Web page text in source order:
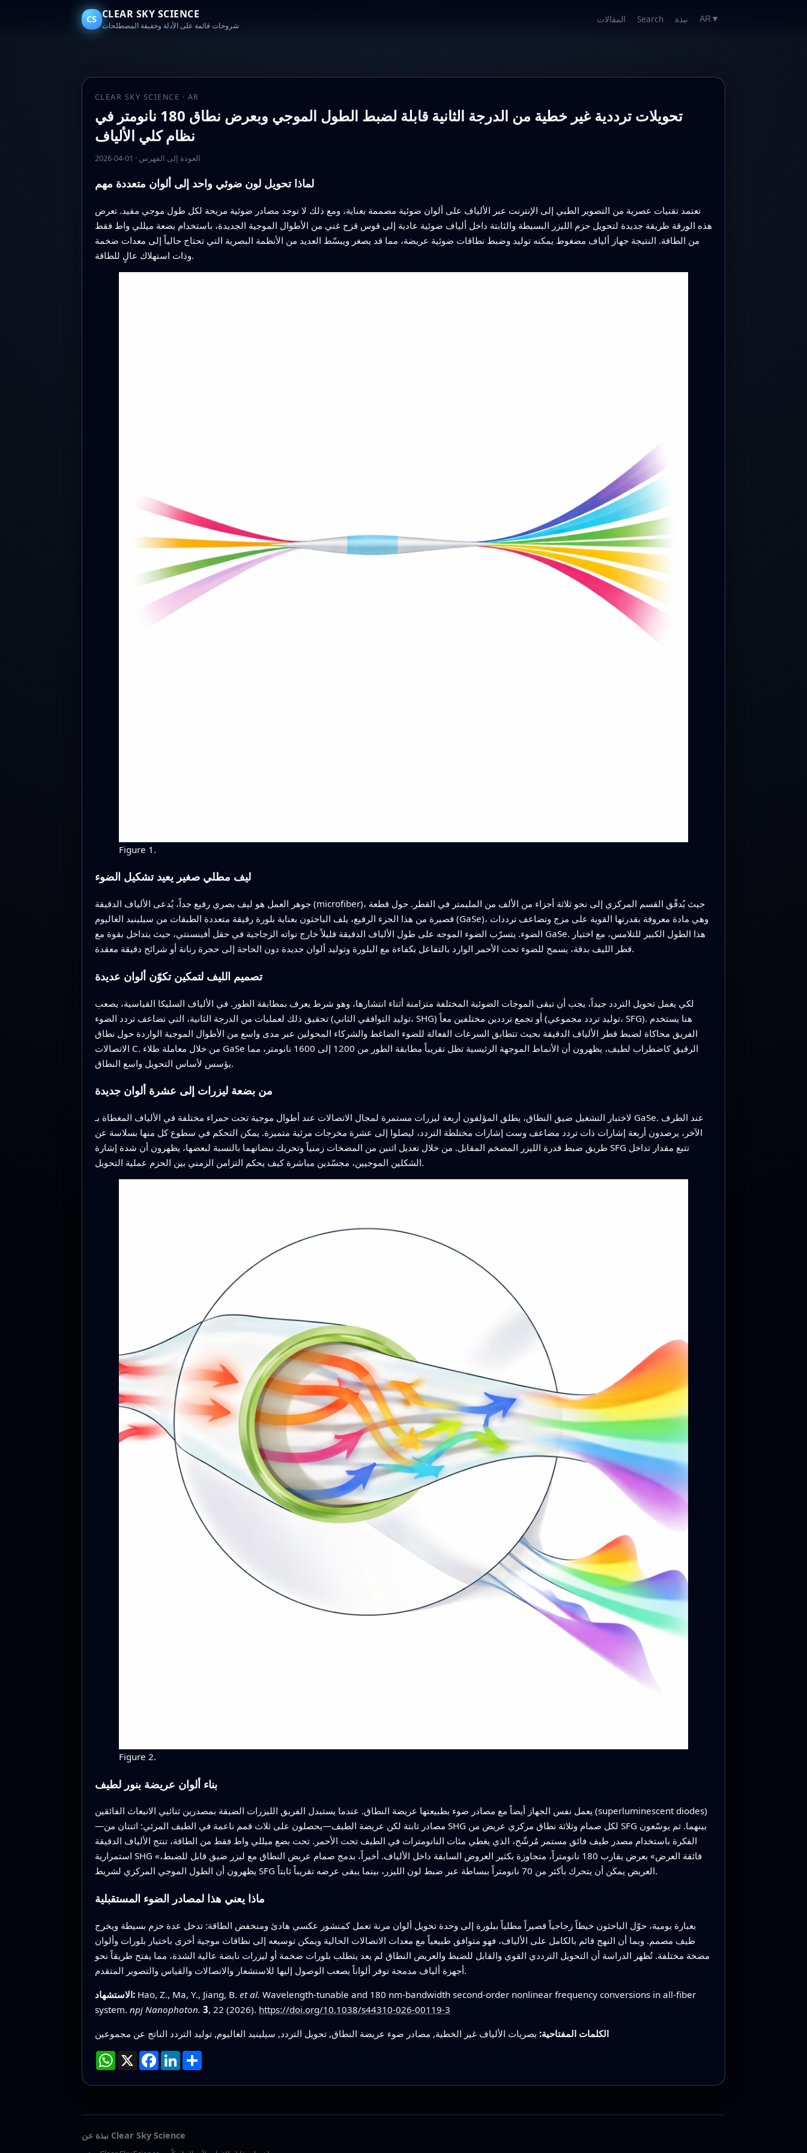
CS CLEAR SKY SCIENCE
شروحات قائمة على الأدلة وخفيفة المصطلحات
المقالات Search نبذة AR ▼
CLEAR SKY SCIENCE · AR
تحويلات ترددية غير خطية من الدرجة الثانية قابلة لضبط الطول الموجي وبعرض نطاق 180 نانومتر في
نظام كلي الألياف
2026-04-01 · العودة إلى الفهرس
لماذا تحويل لون ضوئي واحد إلى ألوان متعددة مهم
تعتمد تقنيات عصرية من التصوير الطبي إلى الإنترنت عبر الألياف على ألوان ضوئية مصممة بعناية، ومع ذلك لا توجد مصادر ضوئية مريحة لكل طول موجي مفيد. تعرض
هذه الورقة طريقة جديدة لتحويل حزم الليزر البسيطة والثابتة داخل ألياف ضوئية عادية إلى قوس قزح غني من الأطوال الموجية الجديدة، باستخدام بضعة ميللي واط فقط
من الطاقة. النتيجة جهاز ألياف مضغوط يمكنه توليد وضبط نطاقات ضوئية عريضة، مما قد يصغر ويبسّط العديد من الأنظمة البصرية التي تحتاج حالياً إلى معدات ضخمة
وذات استهلاك عالٍ للطاقة.
Figure 1.
ليف مطلي صغير يعيد تشكيل الضوء
جوهر العمل هو ليف بصري رفيع جداً، يُدعى الألياف الدقيقة (microfiber)، حيث يُدقّق القسم المركزي إلى نحو ثلاثة أجزاء من الألف من المليمتر في القطر. حول قطعة
قصيرة من هذا الجزء الرفيع، يلف الباحثون بعناية بلورة رقيقة متعددة الطبقات من سيلينيد الغاليوم (GaSe)، وهي مادة معروفة بقدرتها القوية على مزج وتضاعف ترددات
الضوء. يتسرّب الضوء الموجه على طول الألياف الدقيقة قليلاً خارج نواته الزجاجية في حقل أفينسنتي، حيث يتداخل بقوة مع GaSe. هذا الطول الكبير للتلامس، مع اختيار
قطر الليف بدقة، يسمح للضوء تحت الأحمر الوارد بالتفاعل بكفاءة مع البلورة وتوليد ألوان جديدة دون الحاجة إلى حجرة رنانة أو شرائح دقيقة معقدة.
تصميم الليف لتمكين تكوّن ألوان عديدة
لكي يعمل تحويل التردد جيداً، يجب أن تبقى الموجات الضوئية المختلفة متزامنة أثناء انتشارها، وهو شرط يعرف بمطابقة الطور. في الألياف السليكا القياسية، يصعب
تحقيق ذلك لعمليات من الدرجة الثانية، التي تضاعف تردد الضوء (توليد التوافقي الثاني، SHG) أو تجمع ترددين مختلفين معاً (توليد تردد مجموعي، SFG). هنا يستخدم
الفريق محاكاة لضبط قطر الألياف الدقيقة بحيث تتطابق السرعات الفعالة للضوء الضاغط والشركاء المحولين عبر مدى واسع من الأطوال الموجية الواردة حول نطاق
الاتصالات C. من خلال معاملة طلاء GaSe الرقيق كاضطراب لطيف، يظهرون أن الأنماط الموجهة الرئيسية تظل تقريباً مطابقة الطور من 1200 إلى 1600 نانومتر، مما
يؤسس لأساس التحويل واسع النطاق.
من بضعة ليزرات إلى عشرة ألوان جديدة
لاختبار التشغيل ضيق النطاق، يطلق المؤلفون أربعة ليزرات مستمرة لمجال الاتصالات عند أطوال موجية تحت حمراء مختلفة في الألياف المغطاة بـ GaSe. عند الطرف
الآخر، يرصدون أربعة إشارات ذات تردد مضاعف وست إشارات مختلطة التردد، ليصلوا إلى عشرة مخرجات مرئية متميزة. يمكن التحكم في سطوع كل منها بسلاسة عن
طريق ضبط قدرة الليزر المضخم المقابل. من خلال تعديل اثنين من المضخات زمنياً وتحريك نبضاتهما بالنسبة لبعضها، يظهرون أن شدة إشارة SFG تتبع مقدار تداخل
الشكلين الموجيين، مجسّدين مباشرة كيف يحكم التزامن الزمني بين الحزم عملية التحويل.
Figure 2.
بناء ألوان عريضة بنور لطيف
يعمل نفس الجهاز أيضاً مع مصادر ضوء بطبيعتها عريضة النطاق. عندما يستبدل الفريق الليزرات الضيقة بمصدرين ثنائيي الانبعاث الفائقين (superluminescent diodes)
—مصادر ثابتة لكن عريضة الطيف—يحصلون على ثلاث قمم ناعمة في الطيف المرئي: اثنتان من SHG لكل صمام وثلاثة نطاق مركزي عريض من SFG بينهما. ثم يوسّعون
الفكرة باستخدام مصدر طيف فائق مستمر مُرشّح، الذي يغطي مئات النانومترات في الطيف تحت الأحمر. تحت بضع ميللي واط فقط من الطاقة، تنتج الألياف الدقيقة
استمرارية SHG «فائقة العرض» بعرض يقارب 180 نانومتراً، متجاوزة بكثير العروض السابقة داخل الألياف. أخيراً، بدمج صمام عريض النطاق مع ليزر ضيق قابل للضبط،
يظهرون أن الطول الموجي المركزي لشريط SFG العريض يمكن أن يتحرك بأكثر من 70 نانومتراً ببساطة عبر ضبط لون الليزر، بينما يبقى عرضه تقريباً ثابتاً.
ماذا يعني هذا لمصادر الضوء المستقبلية
بعبارة يومية، حوّل الباحثون خيطاً زجاجياً قصيراً مطلياً ببلورة إلى وحدة تحويل ألوان مرنة تعمل كمنشور عكسي هادئ ومنخفض الطاقة: تدخل عدة حزم بسيطة ويخرج
طيف مصمم. وبما أن النهج قائم بالكامل على الألياف، فهو متوافق طبيعياً مع معدات الاتصالات الحالية ويمكن توسيعه إلى نطاقات موجية أخرى باختيار بلورات وألوان
مضخة مختلفة. تُظهر الدراسة أن التحويل الترددي القوي والقابل للضبط والعريض النطاق لم يعد يتطلب بلورات ضخمة أو ليزرات نابضة عالية الشدة، مما يفتح طريقاً نحو
أجهزة ألياف مدمجة توفر ألواناً يصعب الوصول إليها للاستشعار والاتصالات والقياس والتصوير المتقدم.
الاستشهاد: Hao, Z., Ma, Y., Jiang, B. et al. Wavelength-tunable and 180 nm-bandwidth second-order nonlinear frequency conversions in all-fiber
system. npj Nanophoton. 3, 22 (2026). https://doi.org/10.1038/s44310-026-00119-3
الكلمات المفتاحية: بصريات الألياف غير الخطية, مصادر ضوء عريضة النطاق, تحويل التردد, سيلينيد الغاليوم, توليد التردد الناتج عن مجموعين
WhatsApp
X Facebook
LinkedIn
انشر
نبذة عن Clear Sky Science